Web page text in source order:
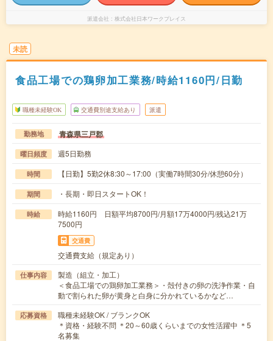
派遣会社 株式会社日本ワークプレイス
未読
食品工場での鶏卵加工業務/時給1160円/日勤
職種未経験OK 交通費別途支給あり 派遣
勤務地 青森県三戸郡
曜日頻度 週5日勤務
時間 【日勤】5勤2休8:30～17:00（実働7時間30分/休憩60分）
期間 ・長期・即日スタートOK！
時給
時給1160円 日額平均8700円/月額17万4000円/残込21万
7500円
交通費
交通費支給（規定あり）
仕事内容
製造（組立・加工）
＜食品工場での鶏卵加工業務＞・殻付きの卵の洗浄作業・自
動で割られた卵が黄身と白身に分かれているかなど…
応募資格
職種未経験OK / ブランクOK
＊資格・経験不問 ＊20～60歳くらいまでの女性活躍中 ＊5
名募集